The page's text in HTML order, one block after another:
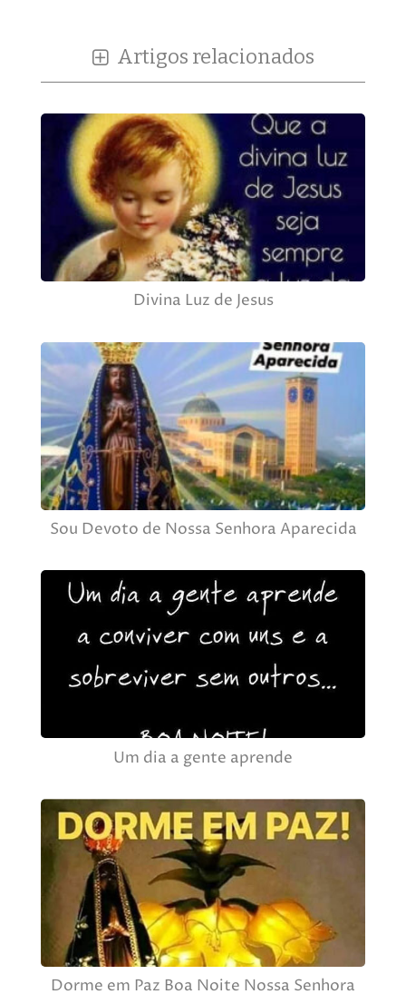
Artigos relacionados
Divina Luz de Jesus
Sou Devoto de Nossa Senhora Aparecida
Um dia a gente aprende
Dorme em Paz Boa Noite Nossa Senhora